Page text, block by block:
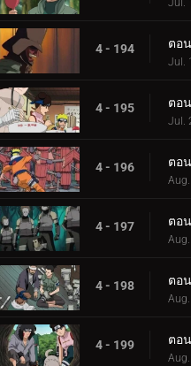
Jul.
4 - 194
Jul.
4 - 195 ตอ
Jul.
4 - 196
4 - 197
4 - 198
4 - 199 ตอ